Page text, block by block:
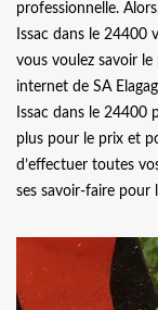
professionnelle.
Issac dans le 24400
vous voulez savoir
internet de SA
Issac dans le 24400
plus pour le prix et
d’effectuer toutes
ses savoir-faire pour